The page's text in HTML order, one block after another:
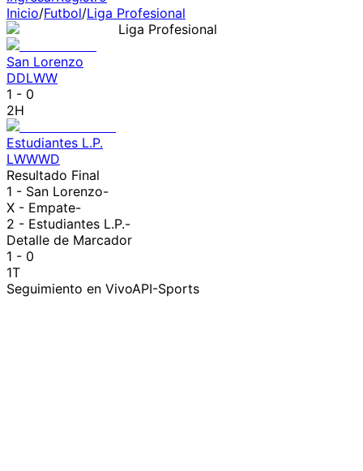
Inicio/Futbol/Liga Profesional
Liga Profesional
San Lorenzo
DDLWW
1 - 0
2H
Estudiantes L.P.
LWWWD
Resultado Final
1 - San Lorenzo-
X - Empate-
2 - Estudiantes L.P.-
Detalle de Marcador
1 - 0
1T
Seguimiento en VivoAPI-Sports